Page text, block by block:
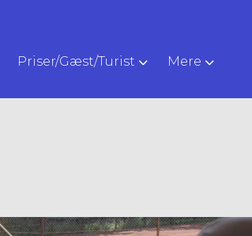
Priser/Gæst/Turist Mere